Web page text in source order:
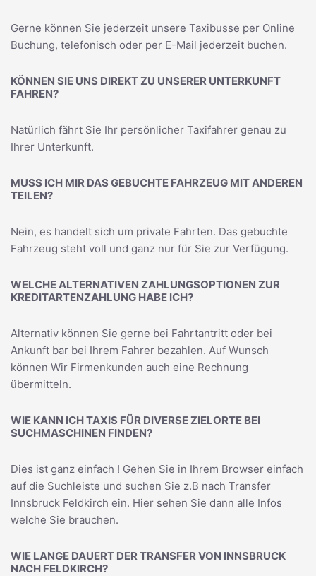
Gerne können Sie jederzeit unsere Taxibusse per Online
Buchung, telefonisch oder per E-Mail jederzeit buchen.
KÖNNEN SIE UNS DIREKT ZU UNSERER UNTERKUNFT
FAHREN?
Natürlich fährt Sie Ihr persönlicher Taxifahrer genau zu
Ihrer Unterkunft.
MUSS ICH MIR DAS GEBUCHTE FAHRZEUG MIT ANDEREN
TEILEN?
Nein, es handelt sich um private Fahrten. Das gebuchte
Fahrzeug steht voll und ganz nur für Sie zur Verfügung.
WELCHE ALTERNATIVEN ZAHLUNGSOPTIONEN ZUR
KREDITARTENZAHLUNG HABE ICH?
Alternativ können Sie gerne bei Fahrtantritt oder bei
Ankunft bar bei Ihrem Fahrer bezahlen. Auf Wunsch
können Wir Firmenkunden auch eine Rechnung
übermitteln.
WIE KANN ICH TAXIS FÜR DIVERSE ZIELORTE BEI
SUCHMASCHINEN FINDEN?
Dies ist ganz einfach ! Gehen Sie in Ihrem Browser einfach
auf die Suchleiste und suchen Sie z.B nach Transfer
Innsbruck Feldkirch ein. Hier sehen Sie dann alle Infos
welche Sie brauchen.
WIE LANGE DAUERT DER TRANSFER VON INNSBRUCK
NACH FELDKIRCH?